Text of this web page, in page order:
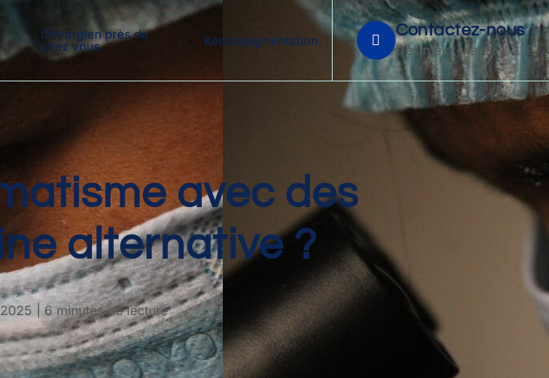
Chirurgien près de
chez vous Kératopigmentation
Contactez-nous
Dès maintenant
avec des
alternative ?
6 minutes de lecture